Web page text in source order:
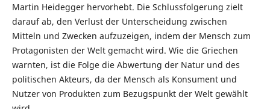
Martin Heidegger hervorhebt. Die Schlussfolgerung zielt
darauf ab, den Verlust der Unterscheidung zwischen
Mitteln und Zwecken aufzuzeigen, indem der Mensch zum
Protagonisten der Welt gemacht wird. Wie die Griechen
warnten, ist die Folge die Abwertung der Natur und des
politischen Akteurs, da der Mensch als Konsument und
Nutzer von Produkten zum Bezugspunkt der Welt gewählt